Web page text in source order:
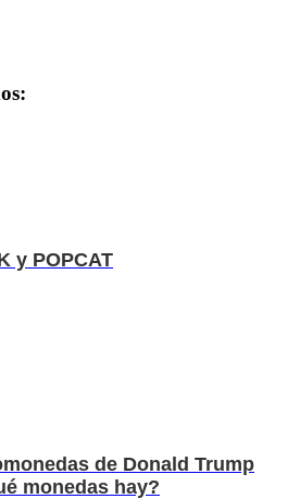
y POPCAT
de Donald Trump
monedas hay?